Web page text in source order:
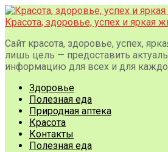
Перейти
к
Красота, здоровье, успех и яркая
Сайт красота, здоровье, успех,
лишь цель — предоставить
информацию для всех и для
Здоровье
Полезная еда
Природная аптека
Красота
Контакты
Полезная еда